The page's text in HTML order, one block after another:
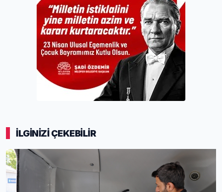
İLGİNİZİ ÇEKEBİLİR